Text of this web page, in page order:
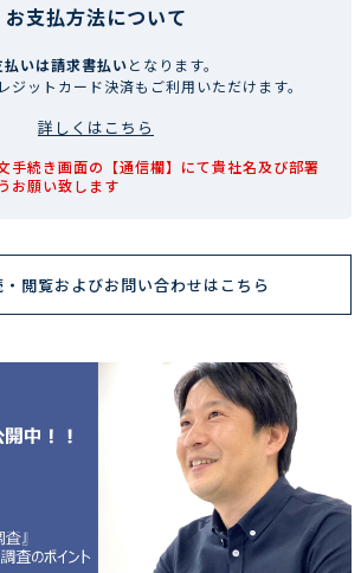
お支払方法について
払いは請求書払いとなります。
ジットカード決済もご利用いただけます。
詳しくはこちら
手続き画面の【通信欄】にて貴社名及び部署
お願い致します
閲覧およびお問い合わせはこちら